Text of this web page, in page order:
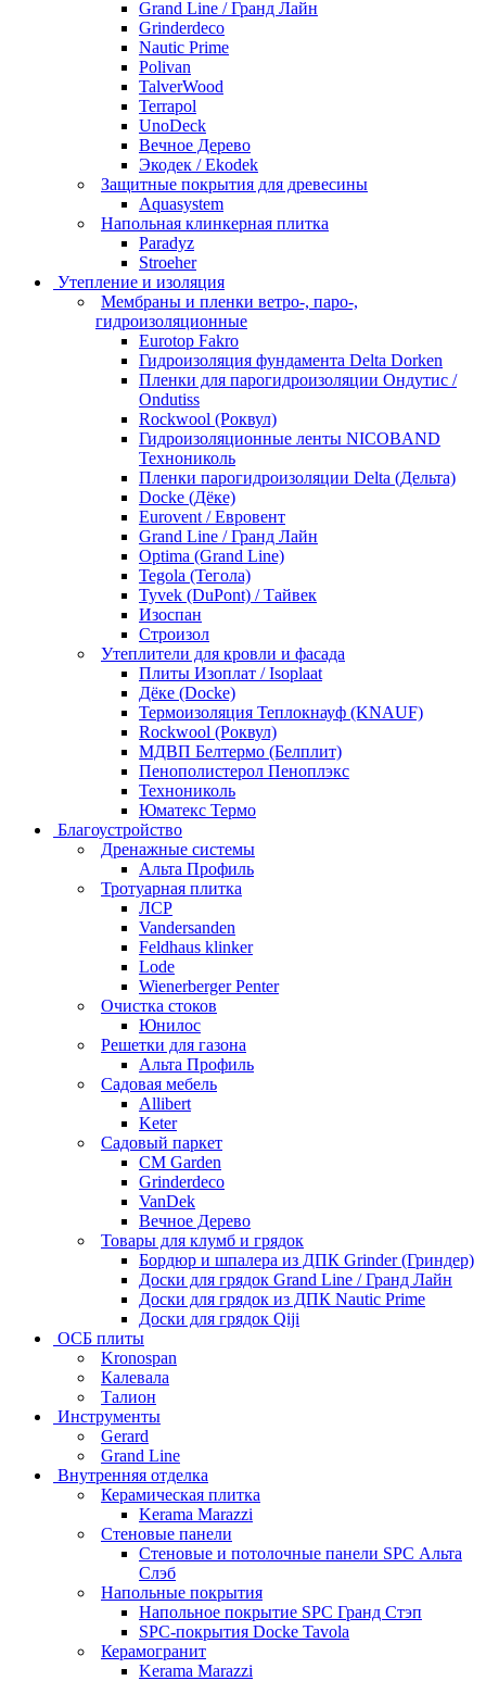
Grand Line / Гранд Лайн
Grinderdeco
Nautic Prime
Polivan
TalverWood
Terrapol
UnoDeck
Вечное Дерево
Экодек / Ekodek
Защитные покрытия для древесины
Aquasystem
Напольная клинкерная плитка
Paradyz
Stroeher
Утепление и изоляция
Мембраны и пленки ветро-, паро-,
гидроизоляционные
Eurotop Fakro
Гидроизоляция фундамента Delta Dorken
Пленки для парогидроизоляции Ондутис /
Ondutiss
Rockwool (Роквул)
Гидроизоляционные ленты NICOBAND
Технониколь
Пленки парогидроизоляции Delta (Дельта)
Docke (Дёке)
Eurovent / Евровент
Grand Line / Гранд Лайн
Optima (Grand Line)
Tegola (Тегола)
Tyvek (DuPont) / Тайвек
Изоспан
Строизол
Утеплители для кровли и фасада
Плиты Изоплат / Isoplaat
Дёке (Docke)
Термоизоляция Теплокнауф (KNAUF)
Rockwool (Роквул)
МДВП Белтермо (Белплит)
Пенополистерол Пеноплэкс
Технониколь
Юматекс Термо
Благоустройство
Дренажные системы
Альта Профиль
Тротуарная плитка
ЛСР
Vandersanden
Feldhaus klinker
Lode
Wienerberger Penter
Очистка стоков
Юнилос
Решетки для газона
Альта Профиль
Садовая мебель
Allibert
Keter
Садовый паркет
CM Garden
Grinderdeco
VanDek
Вечное Дерево
Товары для клумб и грядок
Бордюр и шпалера из ДПК Grinder (Гриндер)
Доски для грядок Grand Line / Гранд Лайн
Доски для грядок из ДПК Nautic Prime
Доски для грядок Qiji
ОСБ плиты
Kronospan
Калевала
Талион
Инструменты
Gerard
Grand Line
Внутренняя отделка
Керамическая плитка
Kerama Marazzi
Стеновые панели
Стеновые и потолочные панели SPC Альта
Слэб
Напольные покрытия
Напольное покрытие SPC Гранд Стэп
SPC-покрытия Docke Tavola
Керамогранит
Kerama Marazzi